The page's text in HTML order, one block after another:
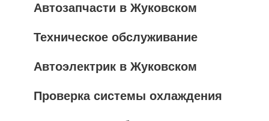
Автозапчасти в Жуковском
Техническое обслуживание
Автоэлектрик в Жуковском
Проверка системы охлаждения